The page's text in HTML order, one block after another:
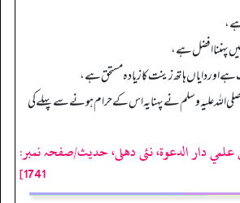
پہننا افضل ہے،
اور دایاں ہاتھ زینت کا زیادہ مستحق ہے،
اللہ علیہ وسلم نے پہنا یہ اس کے حرام ہونے سے پہلے کی
دار الدعوة، نئى دهلى، حدیث/صفحہ نمبر:
1741]